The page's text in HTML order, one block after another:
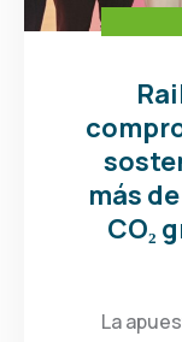
más
CO₂
La